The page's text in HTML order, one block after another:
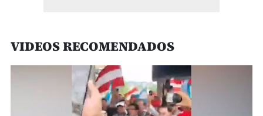
VIDEOS RECOMENDADOS